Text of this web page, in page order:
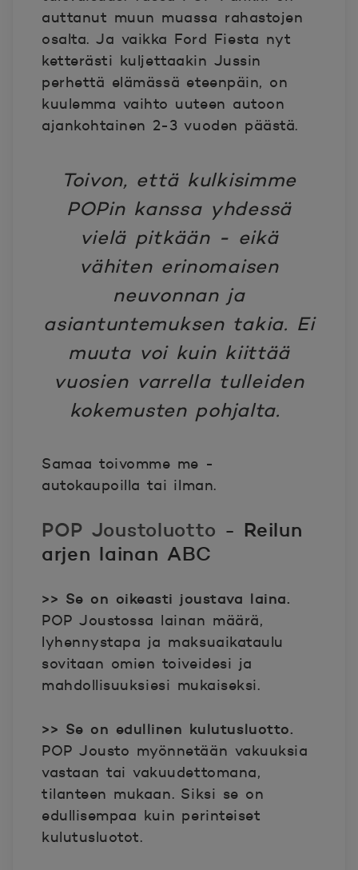
auttanut muun muassa rahastojen
osalta. Ja vaikka Ford Fiesta nyt
ketterästi kuljettaakin Jussin
perhettä elämässä eteenpäin, on
kuulemma vaihto uuteen autoon
ajankohtainen 2-3 vuoden päästä.
Toivon, että kulkisimme
POPin kanssa yhdessä
vielä pitkään - eikä
vähiten erinomaisen
neuvonnan ja
asiantuntemuksen takia. Ei
muuta voi kuin kiittää
vuosien varrella tulleiden
kokemusten pohjalta.
Samaa toivomme me -
autokaupoilla tai ilman.
POP Joustoluotto - Reilun
arjen lainan ABC
>> Se on oikeasti joustava laina.
POP Joustossa lainan määrä,
lyhennystapa ja maksuaikataulu
sovitaan omien toiveidesi ja
mahdollisuuksiesi mukaiseksi.
>> Se on edullinen kulutusluotto.
POP Jousto myönnetään vakuuksia
vastaan tai vakuudettomana,
tilanteen mukaan. Siksi se on
edullisempaa kuin perinteiset
kulutusluotot.